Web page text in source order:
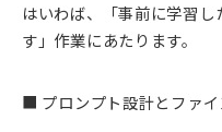
はいわば、「事前に学習
す」作業にあたります。
■ プロンプト設計とファ